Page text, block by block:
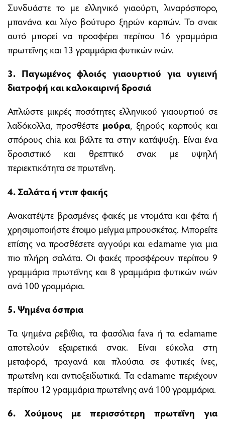
Συνδυάστε το με ελληνικό γιαούρτι, λιναρόσπορο,
μπανάνα και λίγο βούτυρο ξηρών καρπών. Το σνακ
αυτό μπορεί να προσφέρει περίπου 16 γραμμάρια
πρωτεΐνης και 13 γραμμάρια φυτικών ινών.
3. Παγωμένος φλοιός γιαουρτιού για υγιεινή
διατροφή και καλοκαιρινή δροσιά
Απλώστε μικρές ποσότητες ελληνικού γιαουρτιού σε
λαδόκολλα, προσθέστε μούρα, ξηρούς καρπούς και
σπόρους chia και βάλτε τα στην κατάψυξη. Είναι ένα
δροσιστικό και θρεπτικό σνακ με υψηλή
περιεκτικότητα σε πρωτεΐνη.
4. Σαλάτα ή ντιπ φακής
Ανακατέψτε βρασμένες φακές με ντομάτα και φέτα ή
χρησιμοποιήστε έτοιμο μείγμα μπρουσκέτας. Μπορείτε
επίσης να προσθέσετε αγγούρι και edamame για μια
πιο πλήρη σαλάτα. Οι φακές προσφέρουν περίπου 9
γραμμάρια πρωτεΐνης και 8 γραμμάρια φυτικών ινών
ανά 100 γραμμάρια.
5. Ψημένα όσπρια
Τα ψημένα ρεβίθια, τα φασόλια fava ή τα edamame
αποτελούν εξαιρετικά σνακ. Είναι εύκολα στη
μεταφορά, τραγανά και πλούσια σε φυτικές ίνες,
πρωτεΐνη και αντιοξειδωτικά. Τα edamame περιέχουν
περίπου 12 γραμμάρια πρωτεΐνης ανά 100 γραμμάρια.
6. Χούμους με περισσότερη πρωτεΐνη για